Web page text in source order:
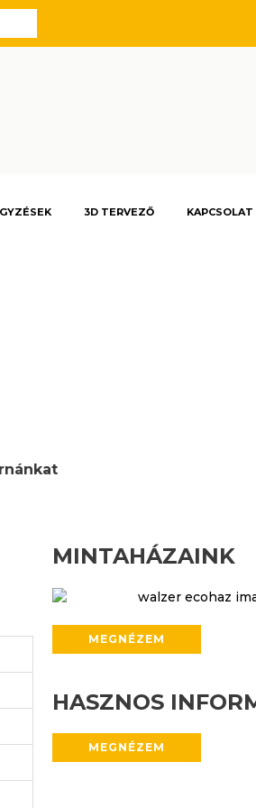
3D TERVEZŐ KAPCSOLAT
MINTAHÁZAINK
MEGNÉZEM
HASZNOS
MEGNÉZEM